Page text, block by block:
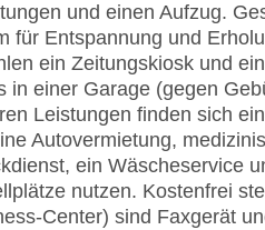
und einen Aufzug.
für Entspannung und
ein Zeitungskiosk und
in einer Garage (gegen
Leistungen finden sich
Autovermietung,
ein Wäscheservice
nutzen. Kostenfrei
Center) sind Faxgerät